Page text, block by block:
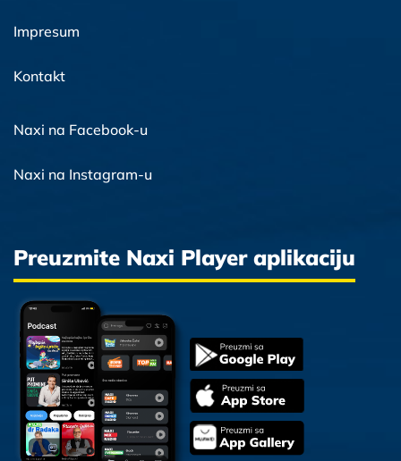
Impresum
Kontakt
Naxi na Facebook-u
Naxi na Instagram-u
Preuzmite Naxi Player aplikaciju